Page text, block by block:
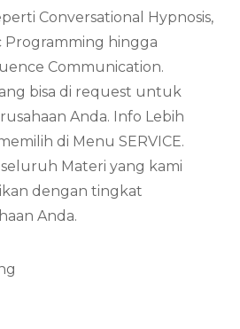
Conversational Hypnosis,
Programming hingga
Communication.
bisa di request untuk
Anda. Info Lebih
di Menu SERVICE.
Materi yang kami
dengan tingkat
Anda.